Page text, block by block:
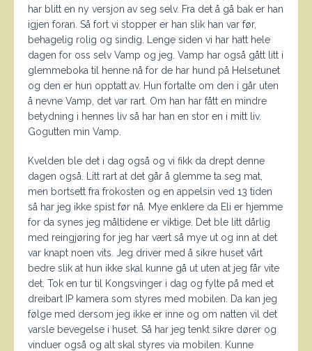
har blitt en ny versjon av seg selv. Fra det å gå bak er han
igjen foran. Så fort vi stopper er han slik han var før,
behagelig rolig og sindig. Lenge siden vi har hatt hele
dagen for oss selv Vamp og jeg. Vamp har også gått litt i
glemmeboka til henne nå for de har hund på Helsetunet
og den er hun opptatt av. Hun fortalte om den i går uten
å nevne Vamp, det var rart. Om han har fått en mindre
betydning i hennes liv så har han en stor en i mitt liv.
Gogutten min Vamp.
Kvelden ble det i dag også og vi fikk da drept denne
dagen også. Litt rart at det går å glemme ta seg mat,
men bortsett fra frokosten og en appelsin ved 13 tiden
så har jeg ikke spist før nå. Mye enklere da Eli er hjemme
for da synes jeg måltidene er viktige. Det ble litt dårlig
med reingjøring for jeg har vært så mye ut og inn at det
var knapt noen vits. Jeg driver med å sikre huset vårt
bedre slik at hun ikke skal kunne gå ut uten at jeg får vite
det. Tok en tur til Kongsvinger i dag og fylte på med et
dreibart IP kamera som styres med mobilen. Da kan jeg
følge med dersom jeg ikke er inne og om natten vil det
varsle bevegelse i huset. Så har jeg tenkt sikre dører og
vinduer også og alt skal styres via mobilen. Kunne